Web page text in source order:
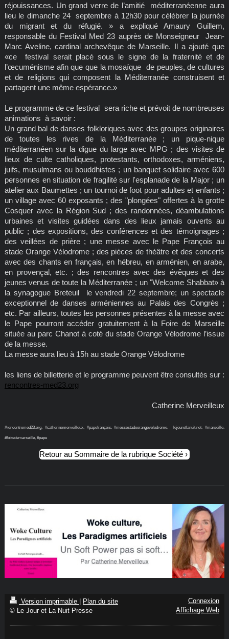
réjouissances. Un grand verre de l’amitié méditerranéenne aura
lieu le dimanche 24 septembre à 12h30 pour célébrer la journée
du migrant et du réfugié. » a expliqué Amaury Guillem,
responsable du Festival Med 23 auprès de Monseigneur Jean-
Marc Aveline, cardinal archevêque de Marseille. Il a ajouté que
«ce festival serait placé sous le signe de la fraternité et de
l’œcuménisme afin que que la mosaïque de peuples, de cultures
et de religions qui composent la Méditerranée construisent et
partagent une même espérance.»
Le programme de ce festival sera riche et prévoit de nombreuses
animations à savoir :
Un grand bal de danses folkloriques avec des groupes originaires
de toutes les rives de la Méditerranée ; un pique-nique
méditerranéen sur la digue du large avec MPG ; des visites de
lieux de culte catholiques, protestants, orthodoxes, arméniens,
juifs, musulmans ou bouddhistes ; un banquet solidaire avec 600
personnes en situation de fragilité sur l'esplanade de la Major ; un
atelier aux Baumettes ; un tournoi de foot pour adultes et enfants ;
un village avec 60 exposants ; des "plongées" offertes à la grotte
Cosquer avec la Région Sud ; des randonnées, déambulations
urbaines et visites guidées dans des lieux jamais ouverts au
public ; des expositions, des conférences et des témoignages ;
des veillées de prière ; une messe avec le Pape François au
stade Orange Vélodrome ; des pièces de théâtre et des concerts
avec des chants en français, en hébreu, en arménien, en arabe,
en provençal, etc. ; des rencontres avec des évêques et des
jeunes venus de toute la Méditerranée ; un "Welcome Shabbat» à
la synagogue Breteuil le vendredi 22 septembre; un spectacle
exceptionnel de danses arméniennes au Palais des Congrès ;
etc. Par ailleurs, toutes les personnes présentes à la messe avec
le Pape pourront accéder gratuitement à la Foire de Marseille
située au parc Chanot à coté du stade Orange Vélodrome l’issue
de la messe.
La messe aura lieu à 15h au stade Orange Vélodrome
les liens de billetterie et le programme peuvent être consultés sur :
rencontres-med23.org
Catherine Merveilleux
#rencontremed23.org, #catherinemerveilleux, #papefrançois, #messestadeorangevelodrome, lejouretlanuit.net, #marseille,
#foiredemarseille, #pape
Retour au Sommaire de la rubrique Société
Version imprimable | Plan du site
© Le Jour et La Nuit Presse
Connexion
Affichage Web